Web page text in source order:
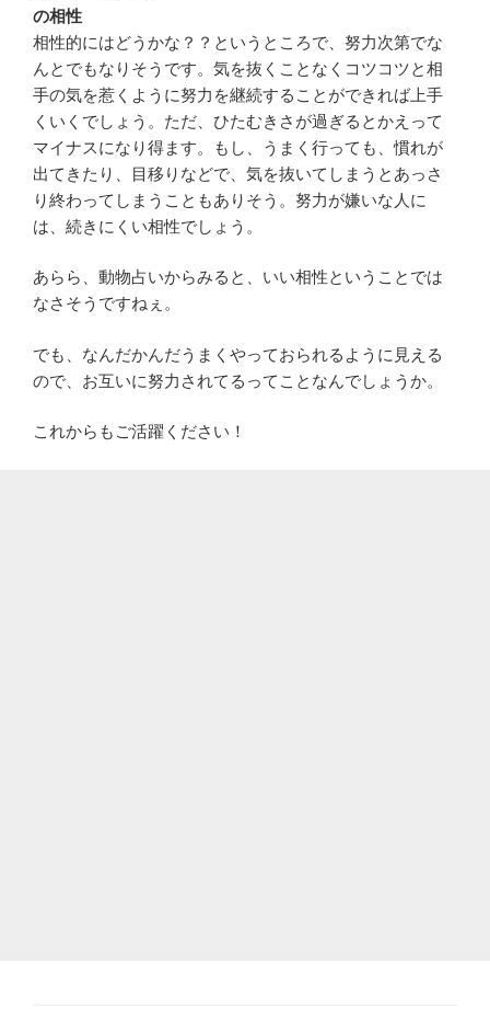
の相性
相性的にはどうかな？？というところで、努力次第でな
んとでもなりそうです。気を抜くことなくコツコツと相
手の気を惹くように努力を継続することができれば上手
くいくでしょう。ただ、ひたむきさが過ぎるとかえって
マイナスになり得ます。もし、うまく行っても、慣れが
出てきたり、目移りなどで、気を抜いてしまうとあっさ
り終わってしまうこともありそう。努力が嫌いな人に
は、続きにくい相性でしょう。
あらら、動物占いからみると、いい相性ということでは
なさそうですねぇ。
でも、なんだかんだうまくやっておられるように見える
ので、お互いに努力されてるってことなんでしょうか。
これからもご活躍ください！